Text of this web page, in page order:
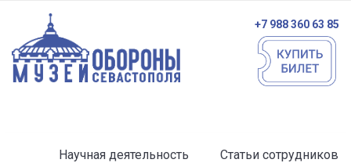
+7 988 360 63 85
Научная деятельность
Статьи сотрудников